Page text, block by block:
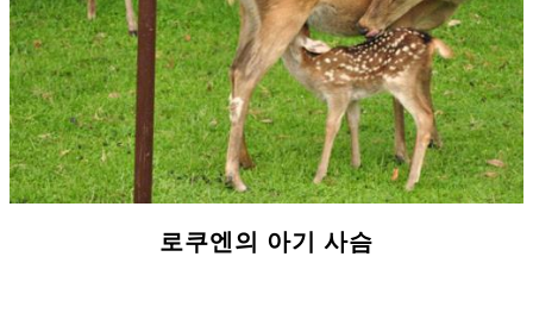
at
io
n
C
o
n
tr
a
ct
s
로쿠엔의 아기 사슴